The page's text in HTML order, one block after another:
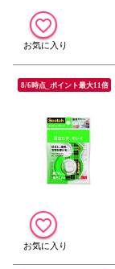
8/6時点_ポイント最大11倍